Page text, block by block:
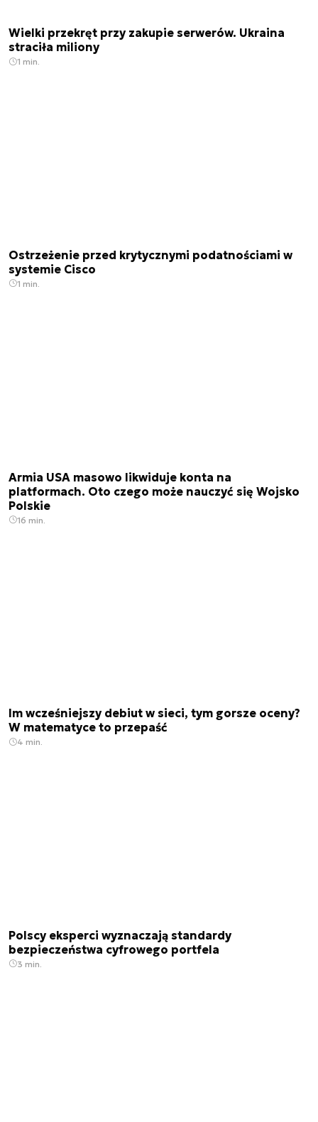
Wielki przekręt przy zakupie serwerów. Ukraina
straciła miliony
1 min.
Ostrzeżenie przed krytycznymi podatnościami w
systemie Cisco
1 min.
Armia USA masowo likwiduje konta na
platformach. Oto czego może nauczyć się Wojsko
Polskie
16 min.
Im wcześniejszy debiut w sieci, tym gorsze oceny?
W matematyce to przepaść
4 min.
Polscy eksperci wyznaczają standardy
bezpieczeństwa cyfrowego portfela
3 min.